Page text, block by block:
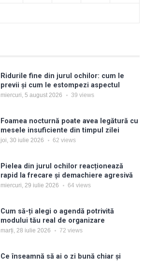
Ridurile fine din jurul ochilor: cum le
previi și cum le estompezi aspectul
miercuri, 5 august 2026 39 views
Foamea nocturnă poate avea legătură cu
mesele insuficiente din timpul zilei
joi, 30 iulie 2026 62 views
Pielea din jurul ochilor reacționează
rapid la frecare și demachiere agresivă
miercuri, 29 iulie 2026 64 views
Cum să-ți alegi o agendă potrivită
modului tău real de organizare
marți, 28 iulie 2026 72 views
Ce înseamnă să ai o zi bună chiar și